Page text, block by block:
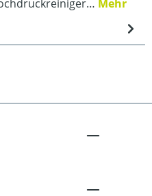
Mehr